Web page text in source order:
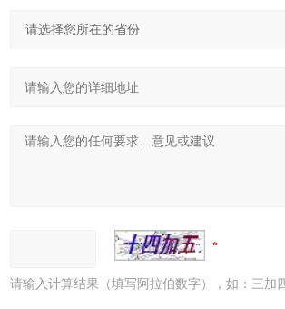
请输入计算结果（填写阿拉伯数字），如：三加